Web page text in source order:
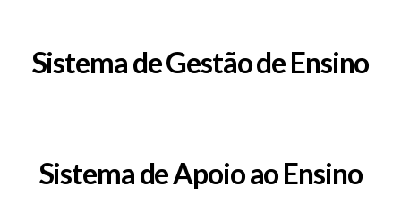
Sistema de Gestão de Ensino
Sistema de Apoio ao Ensino